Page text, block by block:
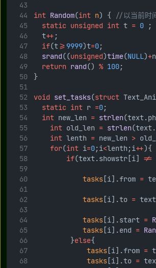
int Random(int n) { //以当前时
static unsigned int t = 0 ;
	t
++ ;
if(t>= 9999)t=0;
srand((unsigned)time(NULL)+n
return rand() % 100;
}
void set_tasks(struct
static int r =0;
int new_len = strlen
int old_len = strlen
int lenth = new_len >
for(int i=0;i<lenth;i++){
if(text.showstr[i] !=
tasks [i].from =
tasks [i].to =
tasks [i].start =
tasks [i].end =
         }
else{
tasks [i].from =
tasks [i].to =